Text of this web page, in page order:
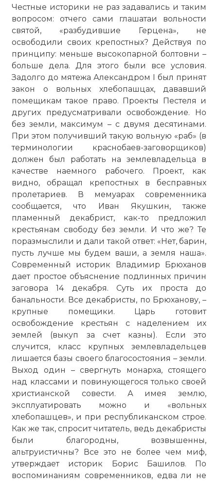
Честные историки не раз задавались и таким
вопросом: отчего сами глашатаи вольности
святой, «разбудившие Герцена», не
освободили своих крепостных? Действуя по
принципу: меньше высокопарной болтовни –
больше дела. Для этого были все условия.
Задолго до мятежа Александром I был принят
закон о вольных хлебопашцах, дававший
помещикам такое право. Проекты Пестеля и
других предусматривали освобождение. Но
без земли, максимум – с двумя десятинами.
При этом получивший такую вольную «раб» (в
терминологии краснобаев-заговорщиков)
должен был работать на землевладельца в
качестве наемного рабочего. Проект, как
видно, обращал крепостных в бесправных
пролетариев. В мемуарах современника
сообщается, что Иван Якушкин, также
пламенный декабрист, как-то предложил
крестьянам свободу без земли. И что же? Те
поразмыслили и дали такой ответ: «Нет, барин,
пусть лучше мы будем ваши, а земля наша».
Современный историк Владимир Брюханов
дает простое объяснение подлинных причин
заговора 14 декабря. Суть их проста до
банальности. Все декабристы, по Брюханову, –
крупные помещики. Царь готовит
освобождение крестьян с наделением их
землей (выкуп за счет казны). Если это
случится, класс крупных землевладельцев
лишается базы своего благосостояния – земли.
Выход один – свергнуть монарха, стоящего
над классами и повинующегося только своей
христианской совести. А имея землю,
эксплуатировать можно и «вольных
хлебопашцев», и при республиканском строе.
Как же так, спросит читатель, ведь декабристы
были благородны, возвышенны,
альтруистичны? Все это не более чем миф,
утверждает историк Борис Башилов. По
воспоминаниям современников, едва ли не